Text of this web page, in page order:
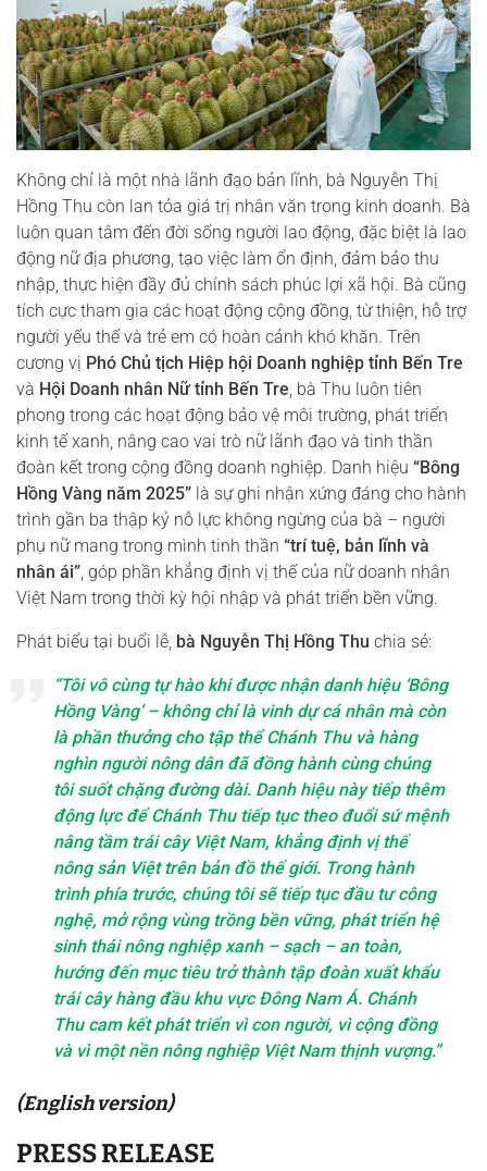
Không chỉ là một nhà lãnh đạo bản lĩnh, bà Nguyễn Thị
Hồng Thu còn lan tỏa giá trị nhân văn trong kinh doanh. Bà
luôn quan tâm đến đời sống người lao động, đặc biệt là lao
động nữ địa phương, tạo việc làm ổn định, đảm bảo thu
nhập, thực hiện đầy đủ chính sách phúc lợi xã hội. Bà cũng
tích cực tham gia các hoạt động cộng đồng, từ thiện, hỗ trợ
người yếu thế và trẻ em có hoàn cảnh khó khăn. Trên
cương vị Phó Chủ tịch Hiệp hội Doanh nghiệp tỉnh Bến Tre
và Hội Doanh nhân Nữ tỉnh Bến Tre, bà Thu luôn tiên
phong trong các hoạt động bảo vệ môi trường, phát triển
kinh tế xanh, nâng cao vai trò nữ lãnh đạo và tinh thần
đoàn kết trong cộng đồng doanh nghiệp. Danh hiệu “Bông
Hồng Vàng năm 2025” là sự ghi nhận xứng đáng cho hành
trình gần ba thập kỷ nỗ lực không ngừng của bà – người
phụ nữ mang trong mình tinh thần “trí tuệ, bản lĩnh và
nhân ái”, góp phần khẳng định vị thế của nữ doanh nhân
Việt Nam trong thời kỳ hội nhập và phát triển bền vững.
Phát biểu tại buổi lễ, bà Nguyễn Thị Hồng Thu chia sẻ:
“Tôi vô cùng tự hào khi được nhận danh hiệu ‘Bông
Hồng Vàng’ – không chỉ là vinh dự cá nhân mà còn
là phần thưởng cho tập thể Chánh Thu và hàng
nghìn người nông dân đã đồng hành cùng chúng
tôi suốt chặng đường dài. Danh hiệu này tiếp thêm
động lực để Chánh Thu tiếp tục theo đuổi sứ mệnh
nâng tầm trái cây Việt Nam, khẳng định vị thế
nông sản Việt trên bản đồ thế giới. Trong hành
trình phía trước, chúng tôi sẽ tiếp tục đầu tư công
nghệ, mở rộng vùng trồng bền vững, phát triển hệ
sinh thái nông nghiệp xanh – sạch – an toàn,
hướng đến mục tiêu trở thành tập đoàn xuất khẩu
trái cây hàng đầu khu vực Đông Nam Á. Chánh
Thu cam kết phát triển vì con người, vì cộng đồng
và vì một nền nông nghiệp Việt Nam thịnh vượng.”
(English version)
PRESS RELEASE